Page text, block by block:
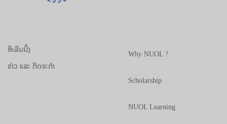
ອີເລີນນີ້ງ
ຂ່າວ ແລະ ກິດຈະກຳ
Why NUOL ?
Scholarship
NUOL Learning